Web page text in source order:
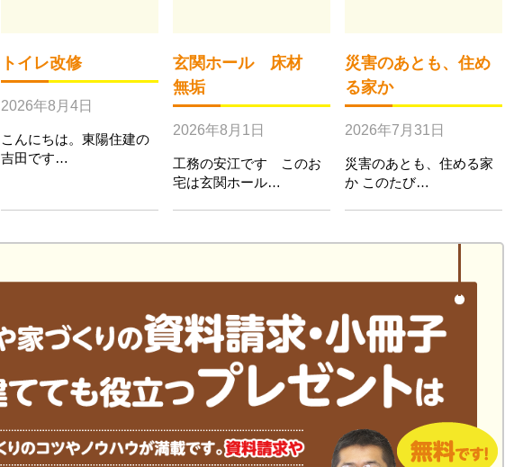
トイレ改修
2026年8月4日
こんにちは。東陽住建の
吉田です…
玄関ホール 床材
無垢
2026年8月1日
工務の安江です このお
宅は玄関ホール…
災害のあとも、住め
る家か
2026年7月31日
災害のあとも、住める家
か このたび…